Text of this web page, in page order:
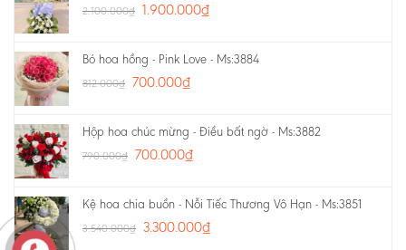
2.100.000₫ 1.900.000₫
Bó hoa hồng - Pink Love - Ms:3884
812.000₫ 700.000₫
Hộp hoa chúc mừng - Điều bất ngờ - Ms:3882
790.000₫ 700.000₫
Kệ hoa chia buồn - Nỗi Tiếc Thương Vô Hạn - Ms:3851
3.540.000₫ 3.300.000₫